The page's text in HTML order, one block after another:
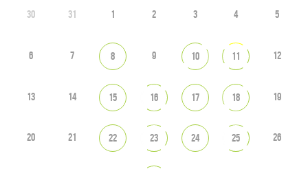
30 31 1 2 3 4 5
6 7 8 9 10 11 12
13 14 15 16 17 18 19
20 21 22 23 24 25 26